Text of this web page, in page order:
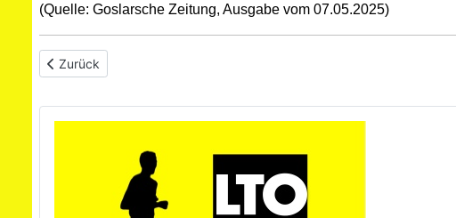
(Quelle: Goslarsche Zeitung, Ausgabe vom 07.05.2025)
Vorheriger Beitrag: Pressemeldung zum Lauf "Rund um die
Zurück